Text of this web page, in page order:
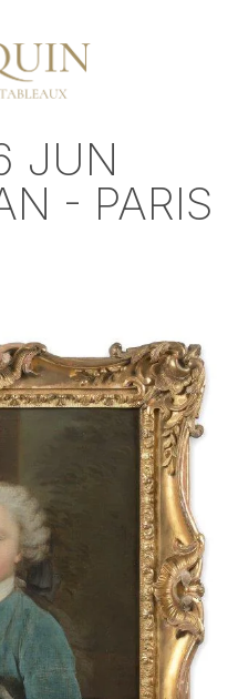
JUN
- PARIS